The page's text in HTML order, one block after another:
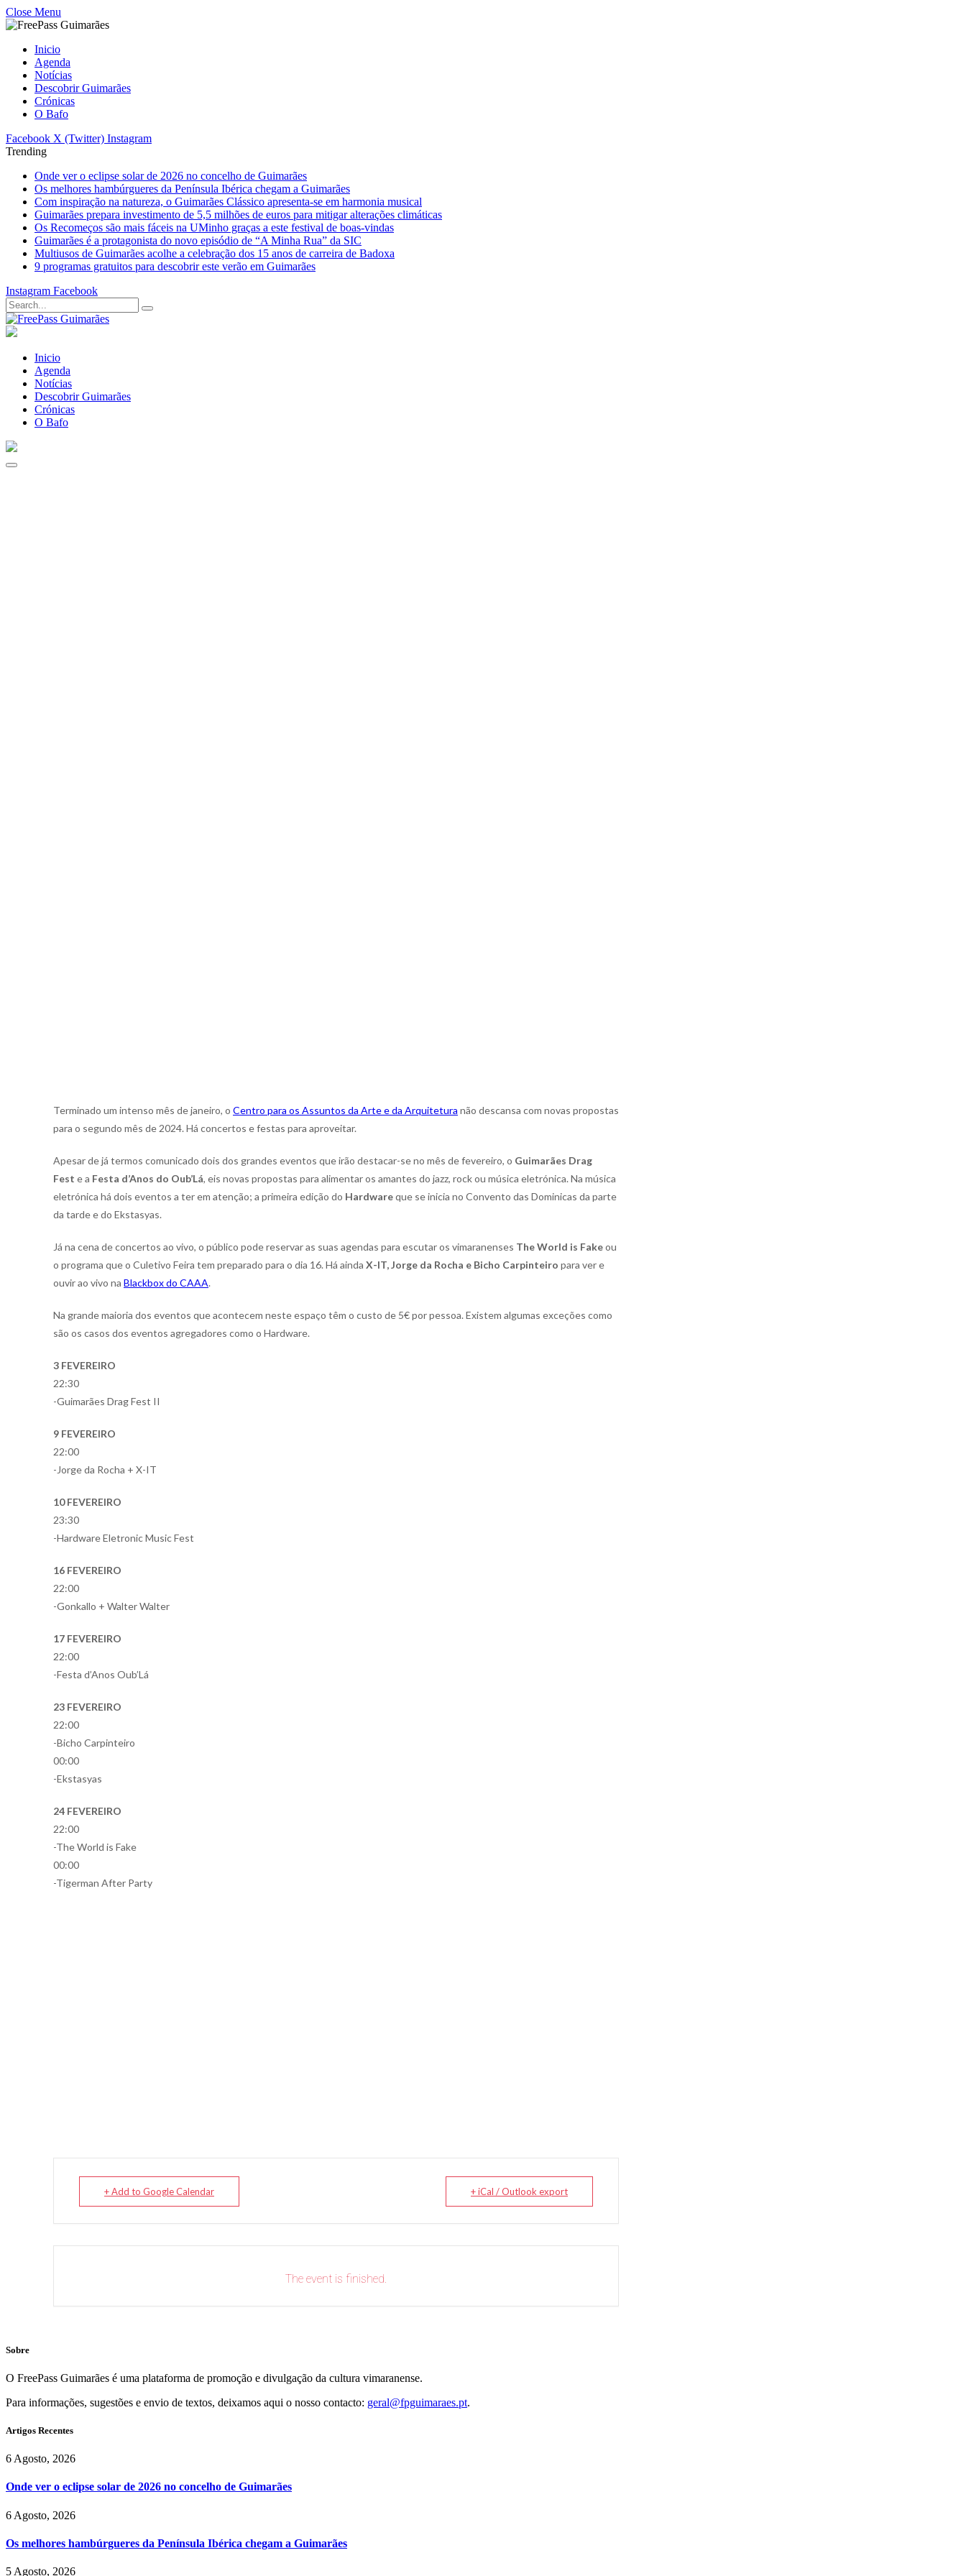
Close Menu
Inicio
Agenda
Notícias
Descobrir Guimarães
Crónicas
O Bafo
Facebook X (Twitter) Instagram
Trending
Onde ver o eclipse solar de 2026 no concelho de Guimarães
Os melhores hambúrgueres da Península Ibérica chegam a Guimarães
Com inspiração na natureza, o Guimarães Clássico apresenta-se em harmonia musical
Guimarães prepara investimento de 5,5 milhões de euros para mitigar alterações climáticas
Os Recomeços são mais fáceis na UMinho graças a este festival de boas-vindas
Guimarães é a protagonista do novo episódio de “A Minha Rua” da SIC
Multiusos de Guimarães acolhe a celebração dos 15 anos de carreira de Badoxa
9 programas gratuitos para descobrir este verão em Guimarães
Instagram Facebook
Inicio
Agenda
Notícias
Descobrir Guimarães
Crónicas
O Bafo
Terminado um intenso mês de janeiro, o Centro para os Assuntos da Arte e da Arquitetura não descansa com novas propostas
para o segundo mês de 2024. Há concertos e festas para aproveitar.
Apesar de já termos comunicado dois dos grandes eventos que irão destacar-se no mês de fevereiro, o Guimarães Drag
Fest e a Festa d’Anos do Oub’Lá, eis novas propostas para alimentar os amantes do jazz, rock ou música eletrónica. Na música
eletrónica há dois eventos a ter em atenção; a primeira edição do Hardwareque se inicia no Convento das Dominicas da parte
da tarde e do Ekstasyas.
Já na cena de concertos ao vivo, o público pode reservar as suas agendas para escutar os vimaranenses The World is Fakeou
o programa que o Culetivo Feira tem preparado para o dia 16. Há ainda X-IT, Jorge da Rocha e Bicho Carpinteiro para ver e
ouvir ao vivo na Blackbox do CAAA.
Na grande maioria dos eventos que acontecem neste espaço têm o custo de 5€ por pessoa. Existem algumas exceções como
são os casos dos eventos agregadores como o Hardware.
3 FEVEREIRO
22:30
-Guimarães Drag Fest II
9 FEVEREIRO
22:00
-Jorge da Rocha + X-IT
10 FEVEREIRO
23:30
-Hardware Eletronic Music Fest
16 FEVEREIRO
22:00
-Gonkallo + Walter Walter
17 FEVEREIRO
22:00
-Festa d’Anos Oub’Lá
23 FEVEREIRO
22:00
-Bicho Carpinteiro
00:00
-Ekstasyas
24 FEVEREIRO
22:00
-The World is Fake
00:00
-Tigerman After Party
+ Add to Google Calendar + iCal / Outlook export
The event is finished.
Sobre
O FreePass Guimarães é uma plataforma de promoção e divulgação da cultura vimaranense.
Para informações, sugestões e envio de textos, deixamos aqui o nosso contacto: geral@fpguimaraes.pt.
Artigos Recentes
6 Agosto, 2026
Onde ver o eclipse solar de 2026 no concelho de Guimarães
6 Agosto, 2026
Os melhores hambúrgueres da Península Ibérica chegam a Guimarães
5 Agosto, 2026